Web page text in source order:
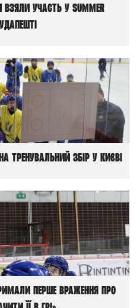
взяли участь у Summer
тренувальний збір у Києві
перше враження про